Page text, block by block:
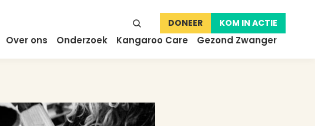
DONEER KOM IN ACTIE
Over ons Onderzoek Kangaroo Care Gezond Zwanger